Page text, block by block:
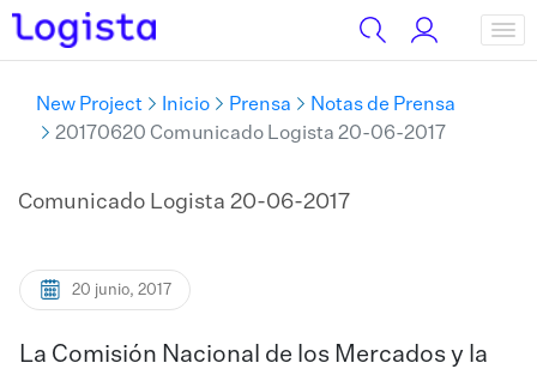
New Project Inicio Prensa
Notas de Prensa
20170620 Comunicado Logista 20-06-2017
Comunicado Logista 20-06-2017
20 junio, 2017
La Comisión Nacional de los Mercados y la